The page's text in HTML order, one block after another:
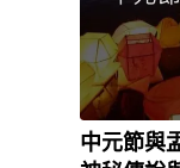
中元節與